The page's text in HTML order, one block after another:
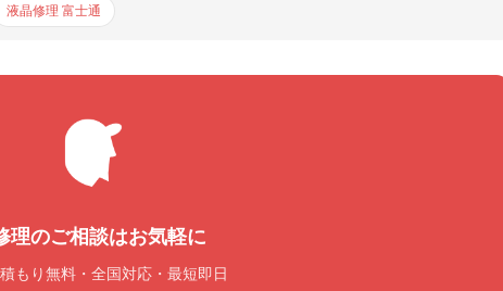
液晶修理 富士通
理のご相談はお気軽に
もり無料・全国対応・最短即日